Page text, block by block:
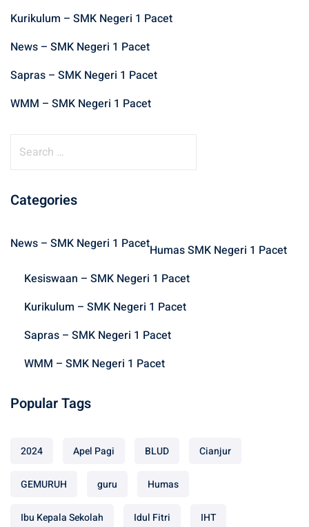
Kurikulum – SMK Negeri 1 Pacet
News – SMK Negeri 1 Pacet
Sapras – SMK Negeri 1 Pacet
WMM – SMK Negeri 1 Pacet
r
f
Categories
News – SMK Negeri 1 PacetHumas SMK Negeri 1 Pacet
Kesiswaan – SMK Negeri 1 Pacet
Kurikulum – SMK Negeri 1 Pacet
Sapras – SMK Negeri 1 Pacet
WMM – SMK Negeri 1 Pacet
Popular Tags
2024 Apel Pagi BLUD Cianjur
GEMURUH guru Humas
Ibu Kepala Sekolah Idul Fitri IHT